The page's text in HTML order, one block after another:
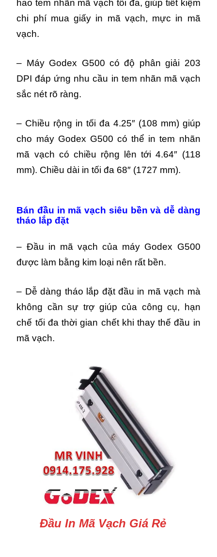
hao tem nhãn mã vạch tối đa, giúp tiết kiệm
chi phí mua giấy in mã vạch, mực in mã
vạch.
– Máy Godex G500 có độ phân giải 203
DPI đáp ứng nhu cầu in tem nhãn mã vạch
sắc nét rõ ràng.
– Chiều rộng in tối đa 4.25″ (108 mm) giúp
cho máy Godex G500 có thể in tem nhãn
mã vạch có chiều rộng lên tới 4.64″ (118
mm). Chiều dài in tối đa 68″ (1727 mm).
Bán đầu in mã vạch siêu bền và dễ dàng
tháo lắp đặt
– Đầu in mã vạch của máy Godex G500
được làm bằng kim loại nên rất bền.
– Dễ dàng tháo lắp đặt đầu in mã vạch mà
không cần sự trợ giúp của công cụ, hạn
chế tối đa thời gian chết khi thay thế đầu in
mã vạch.
Đầu In Mã Vạch Giá Rẻ